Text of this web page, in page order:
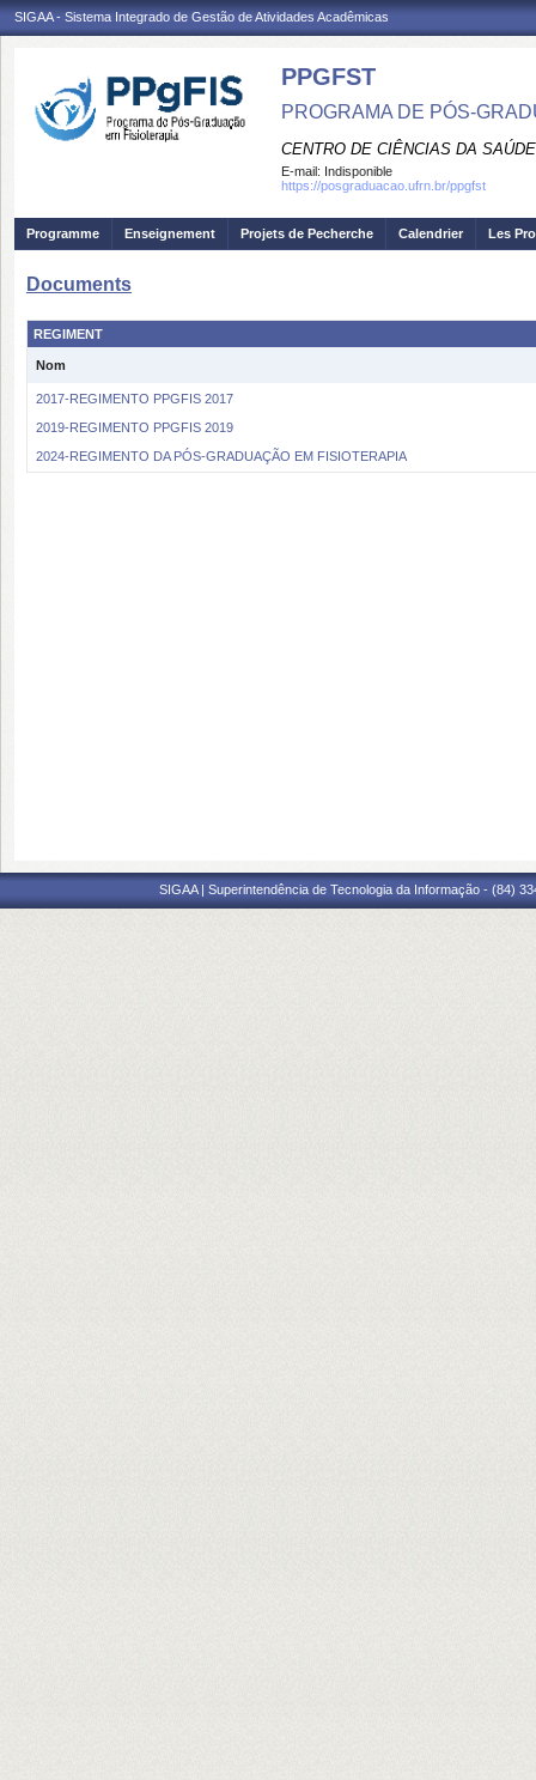
SIGAA - Sistema Integrado de Gestão de Atividades Acadêmicas
PPGFST
PROGRAMA DE PÓS-
CENTRO DE CIÊNCIAS DA SAÚDE
E-mail: Indisponible
https://posgraduacao.ufrn.br/ppgfst
Programme Enseignement Projets de Pecherche Calendrier Les
Documents
REGIMENT
Nom
2017-REGIMENTO PPGFIS 2017
2019-REGIMENTO PPGFIS 2019
2024-REGIMENTO DA PÓS-GRADUAÇÃO EM FISIOTERAPIA
SIGAA | Superintendência de Tecnologia da Informação - (84)